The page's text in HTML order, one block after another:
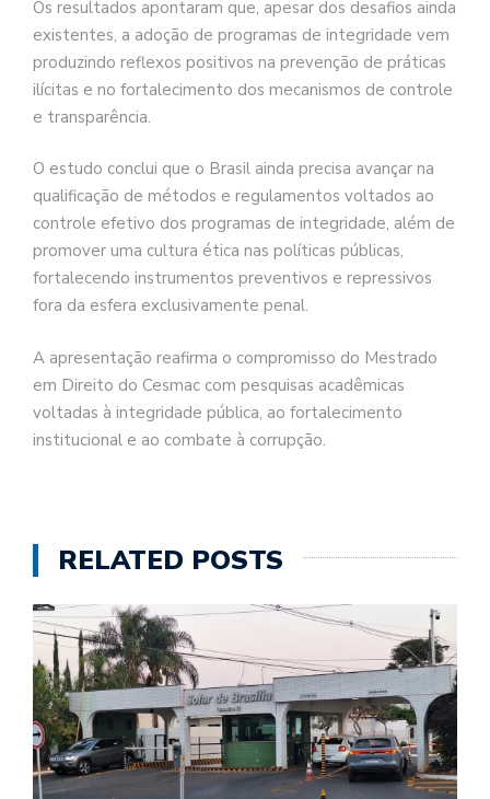
Os resultados apontaram que, apesar dos desafios ainda
existentes, a adoção de programas de integridade vem
produzindo reflexos positivos na prevenção de práticas
ilícitas e no fortalecimento dos mecanismos de controle
e transparência.
O estudo conclui que o Brasil ainda precisa avançar na
qualificação de métodos e regulamentos voltados ao
controle efetivo dos programas de integridade, além de
promover uma cultura ética nas políticas públicas,
fortalecendo instrumentos preventivos e repressivos
fora da esfera exclusivamente penal.
A apresentação reafirma o compromisso do Mestrado
em Direito do Cesmac com pesquisas acadêmicas
voltadas à integridade pública, ao fortalecimento
institucional e ao combate à corrupção.
RELATED POSTS